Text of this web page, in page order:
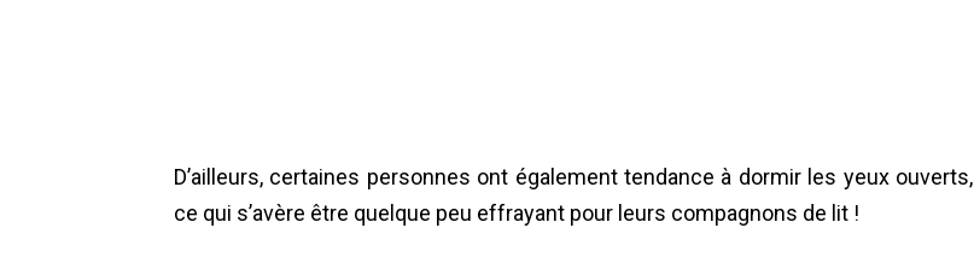
D’ailleurs, certaines personnes ont également tendance à dormir les yeux ouverts,
ce qui s’avère être quelque peu effrayant pour leurs compagnons de lit !